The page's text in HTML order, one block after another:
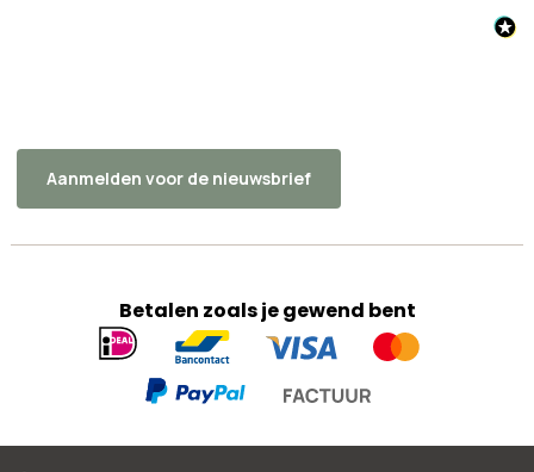
Betalen zoals je gewend bent
Geaccepteerde
betaalmethoden
Aanmelden voor de nieuwsbrief